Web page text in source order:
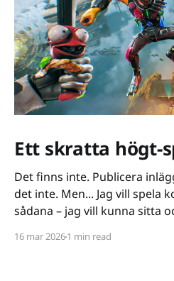
Ett skratta högt-
Det finns inte. Publicera inlägg. Ok, riktigt så
det inte. Men... Jag vill spela komedispel, roliga
sådana – jag vill kunna sitta
på ett kiss och bajs-spår eller
16 mar 20261 min read